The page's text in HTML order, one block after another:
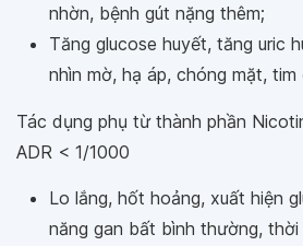
nhờn, bệnh gút nặng thêm;
Tăng glucose huyết, tăng uric
nhìn mờ, hạ áp, chóng mặt, tim
Tác dụng phụ từ thành phần
ADR < 1/1000
Lo lắng, hốt hoảng, xuất hiện
năng gan bất bình thường, thời